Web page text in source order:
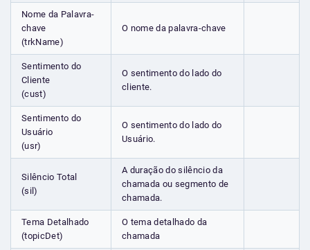
Nome da Palavra-
chave
(trkName)
O nome da palavra-chave
Sentimento do
Cliente
(cust)
O sentimento do lado do
cliente.
Sentimento do
Usuário
(usr)
O sentimento do lado do
Usuário.
Silêncio Total
(sil)
A duração do silêncio da
chamada ou segmento de
chamada.
Tema Detalhado
(topicDet)
O tema detalhado da
chamada